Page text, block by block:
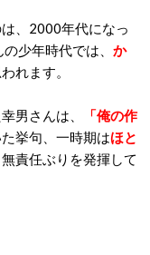
、2000年代になっ
少年時代では、 か
れます。
男さんは、
「俺の作
挙句、一時期はほと
責任ぶりを発揮して